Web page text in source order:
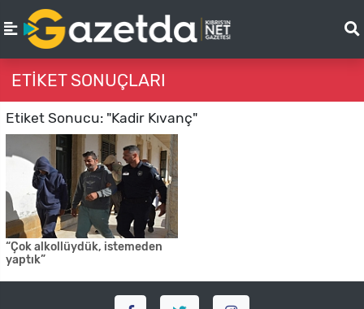
ETIKET SONUÇLARI
Etiket Sonucu: "Kadir Kıvanç"
“Çok alkollüydük, istemeden
yaptık”